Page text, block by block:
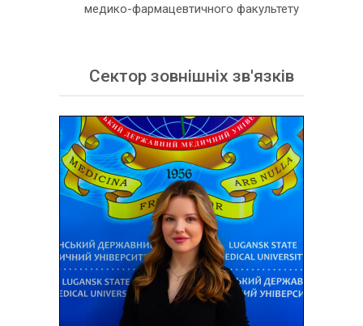
медико-фармацевтичного факультету
Сектор зовнішніх зв'язків